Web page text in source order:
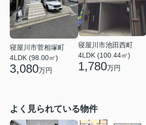
寝屋川市菅相塚町
4LDK (98.00㎡)
3,080万円
寝屋川市池田西町
4LDK (100.44㎡)
1,780万円
よく見られている物件